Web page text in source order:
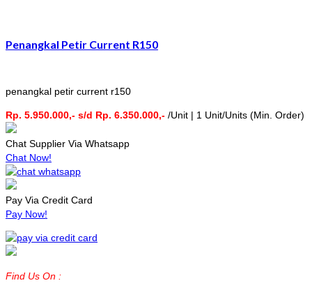
Penangkal Petir Current R150
penangkal petir current r150
Rp. 5.950.000,- s/d Rp. 6.350.000,- /Unit | 1 Unit/Units (Min. Order)
Chat Supplier Via Whatsapp
Chat Now!
Pay Via Credit Card
Pay Now!
Find Us On :